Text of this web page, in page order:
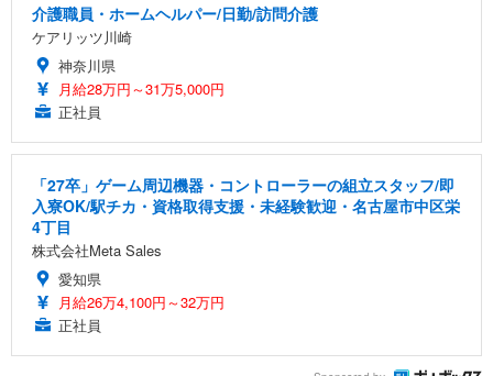
介護職員・ホームヘルパー/日勤/訪問介護
ケアリッツ川崎
神奈川県
月給28万円～31万5,000円
正社員
「27卒」ゲーム周辺機器・コントローラーの組立スタッフ/即
入寮OK/駅チカ・資格取得支援・未経験歓迎・名古屋市中区栄
4丁目
株式会社Meta Sales
愛知県
月給26万4,100円～32万円
正社員